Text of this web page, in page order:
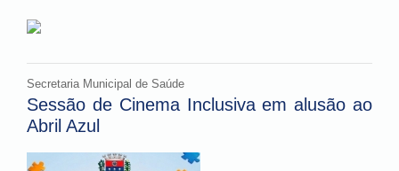
Secretaria Municipal de Saúde
Sessão de Cinema Inclusiva em alusão ao
Abril Azul